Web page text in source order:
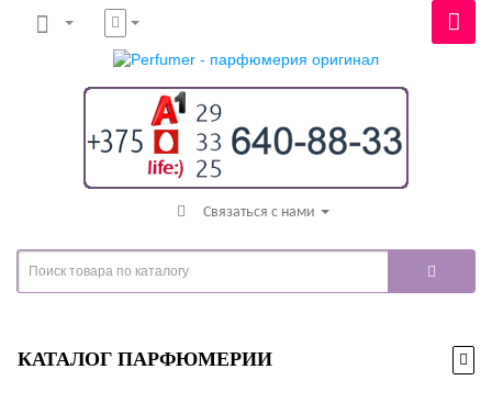
Связаться с нами
КАТАЛОГ ПАРФЮМЕРИИ